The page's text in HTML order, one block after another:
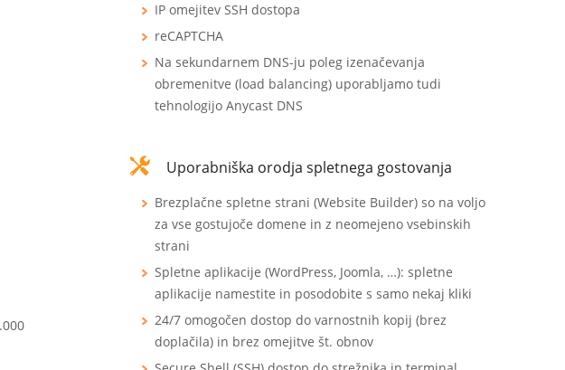
IP omejitev SSH dostopa
reCAPTCHA
Na sekundarnem DNS-ju poleg izenačevanja
obremenitve (load balancing) uporabljamo tudi
tehnologijo Anycast DNS
Uporabniška orodja spletnega gostovanja
Brezplačne spletne strani (Website Builder) so na voljo
za vse gostujoče domene in z neomejeno vsebinskih
strani
Spletne aplikacije (WordPress, Joomla, …): spletne
aplikacije namestite in posodobite s samo nekaj kliki
24/7 omogočen dostop do varnostnih kopij (brez
doplačila) in brez omejitve št. obnov